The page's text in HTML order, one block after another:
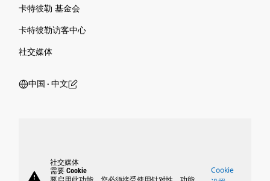
卡特彼勒 基金会
卡特彼勒访客中心
社交媒体
中国 ‧ 中文
warning
社交媒体
需要 Cookie
Cookie